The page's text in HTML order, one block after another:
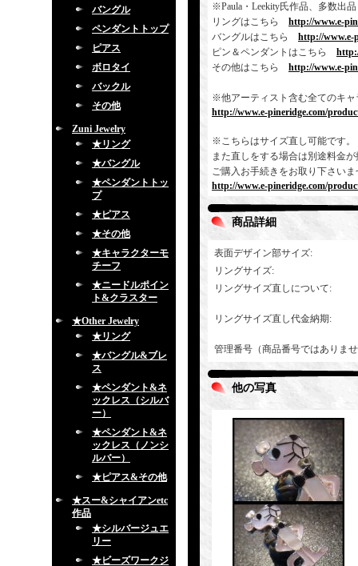
バングル
ペンダントトップ
ピアス
ボロタイ
バックル
その他
Zuni Jewelry
★リング
★バングル
★ペンダントトッ
プ
★ピアス
★その他
★キャラクターモ
チーフ
★ニードルポイン
ト&クラスター
★Other Jewelry
★リング
★バングル&ブレ
ス
★ペンダント&ネ
ックレス（シルバ
ー）
★ペンダント&ネ
ックレス（ノンシ
ルバー）
★ピアス&その他
★スー&シャイアンetc
作品
★シルバージュエ
リー
★ビーズワークジ
※Paula・Leekity氏作品、多数出
リングはこちら http://www.e-
バングルはこちら http://www.e-
ピン＆ペンダントはこちら
その他はこちら http://www.e-
※他アーティスト含む全てのキ
http://www.e-pineridge.com/
※こちらはサイズ直し可能です
また直しをする場合は別途料金
ご購入お手続きをお取り下さいま
http://www.e-pineridge.com/
商品詳細
表面デザイン部サイズ:
リングサイズ:
リングサイズ直しについて:
リングサイズ直し代金納期:
管理番号（商品番号ではありま
他の写真